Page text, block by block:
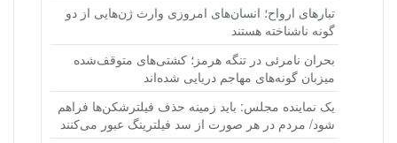
تبارهای ارواح؛ انسان‌های امروزی وارث ژن‌هایی از دو
گونه ناشناخته هستند
بحران نامرئی در تنگه هرمز؛ کشتی‌های متوقف‌شده
میزبان گونه‌های مهاجم دریایی شده‌اند
یک نماینده مجلس: باید زمینه حذف فیلترشکن‌ها فراهم
شود/ مردم در هر صورت از سد فیلترینگ عبور می‌کنند